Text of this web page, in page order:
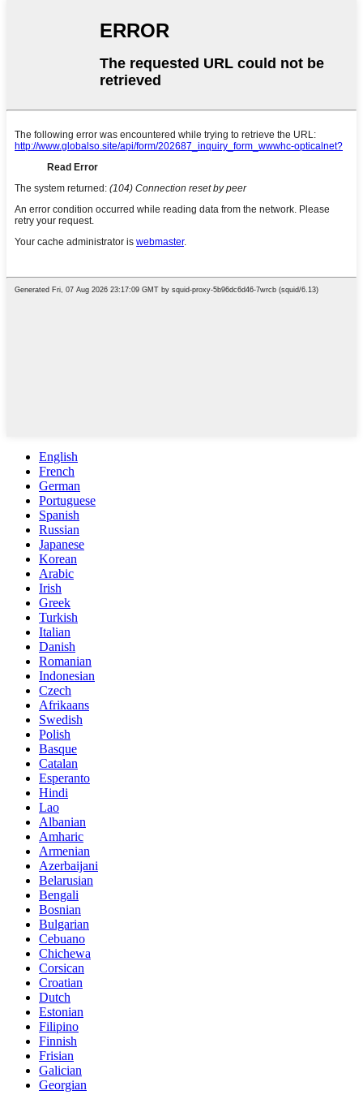
English
French
German
Portuguese
Spanish
Russian
Japanese
Korean
Arabic
Irish
Greek
Turkish
Italian
Danish
Romanian
Indonesian
Czech
Afrikaans
Swedish
Polish
Basque
Catalan
Esperanto
Hindi
Lao
Albanian
Amharic
Armenian
Azerbaijani
Belarusian
Bengali
Bosnian
Bulgarian
Cebuano
Chichewa
Corsican
Croatian
Dutch
Estonian
Filipino
Finnish
Frisian
Galician
Georgian